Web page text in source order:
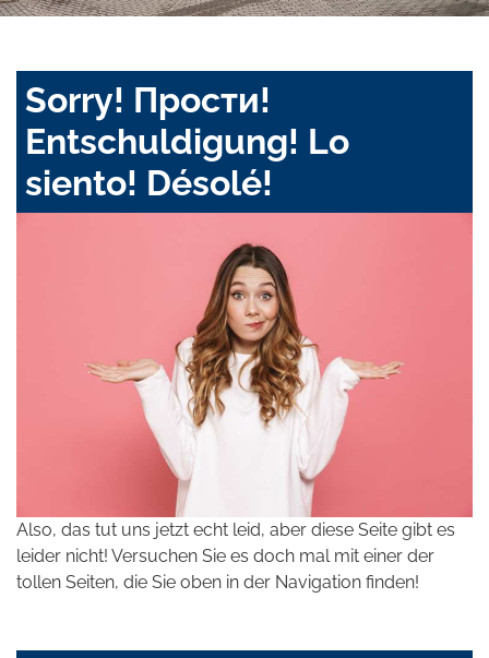
Sorry! Прости!
Entschuldigung! Lo
siento! Désolé!
Also, das tut uns jetzt echt leid, aber diese Seite gibt es
leider nicht! Versuchen Sie es doch mal mit einer der
tollen Seiten, die Sie oben in der Navigation finden!